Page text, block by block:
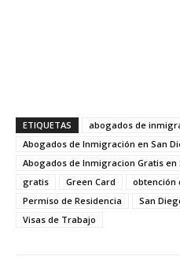
ETIQUETAS
abogados de
Abogados de Inmigración en San
Abogados de Inmigracion Gratis en
gratis
Green Card
obtención
Permiso de Residencia
San
Visas de Trabajo